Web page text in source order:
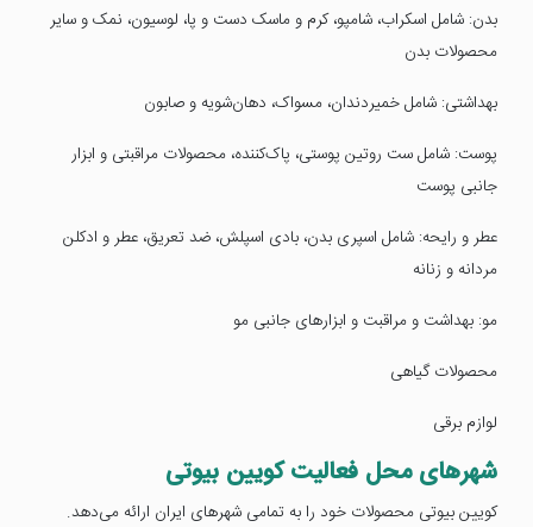
بدن: شامل اسکراب، شامپو، کرم و ماسک دست و پا، لوسیون، نمک و سایر
محصولات بدن
بهداشتی: شامل خمیردندان، مسواک، دهان‌شویه و صابون
پوست: شامل ست روتین پوستی، پاک‌کننده، محصولات مراقبتی و ابزار
جانبی پوست
عطر و رایحه: شامل اسپری بدن، بادی اسپلش، ضد تعریق، عطر و ادکلن
مردانه و زنانه
مو: بهداشت و مراقبت و ابزارهای جانبی مو
محصولات گیاهی
لوازم برقی
شهرهای محل فعالیت کویین بیوتی
کویین بیوتی محصولات خود را به تمامی شهرهای ایران ارائه می‌دهد.